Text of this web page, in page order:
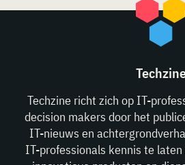
Techzine richt zich op IT-
decision makers door het
IT-nieuws en
IT-professionals kennis te